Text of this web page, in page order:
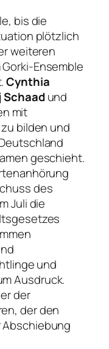
bis die
plötzlich
weiteren
Ensemble
Cynthia
Schaadund
mit
bilden und
geschieht.
des
Juli die
und
Ausdruck.
der
der den
Abschiebung